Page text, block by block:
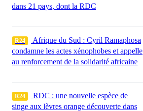
dans 21 pays, dont la RDC
R24
Afrique du Sud : Cyril Ramaphosa
condamne les actes xénophobes et appelle
au renforcement de la solidarité africaine
R24
RDC : une nouvelle espèce de
singe aux lèvres orange découverte dans